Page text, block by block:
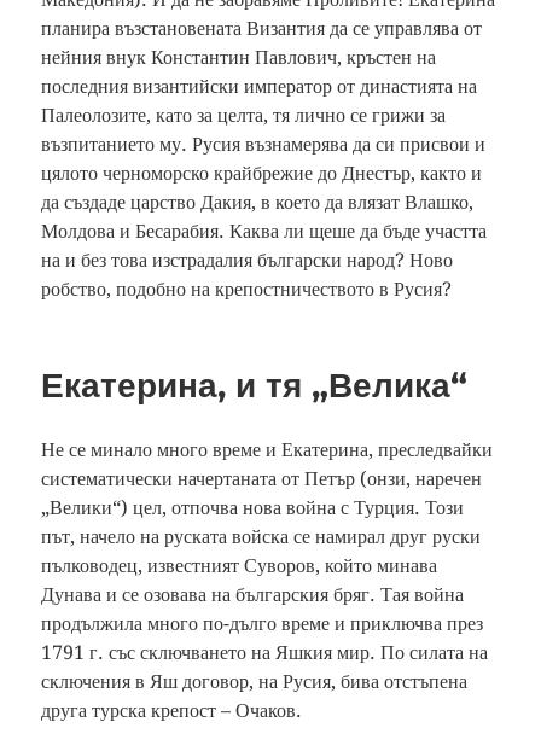
планира възстановената Византия да се управлява от
нейния внук Константин Павлович, кръстен на
последния византийски император от династията на
Палеолозите, като за целта, тя лично се грижи за
възпитанието му. Русия възнамерява да си присвои и
цялото черноморско крайбрежие до Днестър, както и
да създаде царство Дакия, в което да влязат Влашко,
Молдова и Бесарабия. Каква ли щеше да бъде участта
на и без това изстрадалия български народ? Ново
робство, подобно на крепостничеството в Русия?
Екатерина, и тя „Велика“
Не се минало много време и Екатерина, преследвайки
систематически начертаната от Петър (онзи, наречен
„Велики“) цел, отпочва нова война с Турция. Този
път, начело на руската войска се намирал друг руски
пълководец, известният Суворов, който минава
Дунава и се озовава на българския бряг. Тая война
продължила много по-дълго време и приключва през
1791 г. със сключването на Яшкия мир. По силата на
сключения в Яш договор, на Русия, бива отстъпена
друга турска крепост – Очаков.